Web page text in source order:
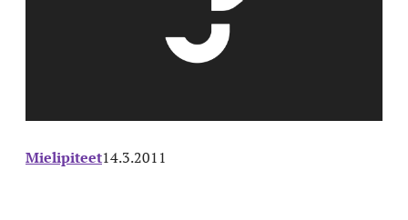
Mielipiteet14.3.2011